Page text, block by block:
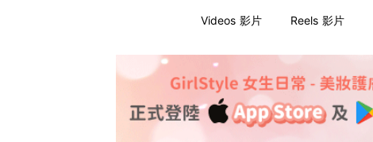
Videos 影片 Reels 影片